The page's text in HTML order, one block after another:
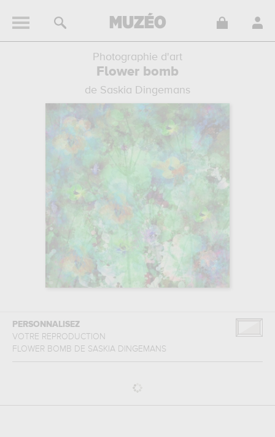
Photographie d'art
Flower bomb
de Saskia Dingemans
PERSONNALISEZ
VOTRE REPRODUCTION
FLOWER BOMB DE SASKIA DINGEMANS